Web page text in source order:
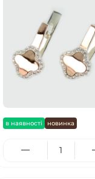
в наявності новинка